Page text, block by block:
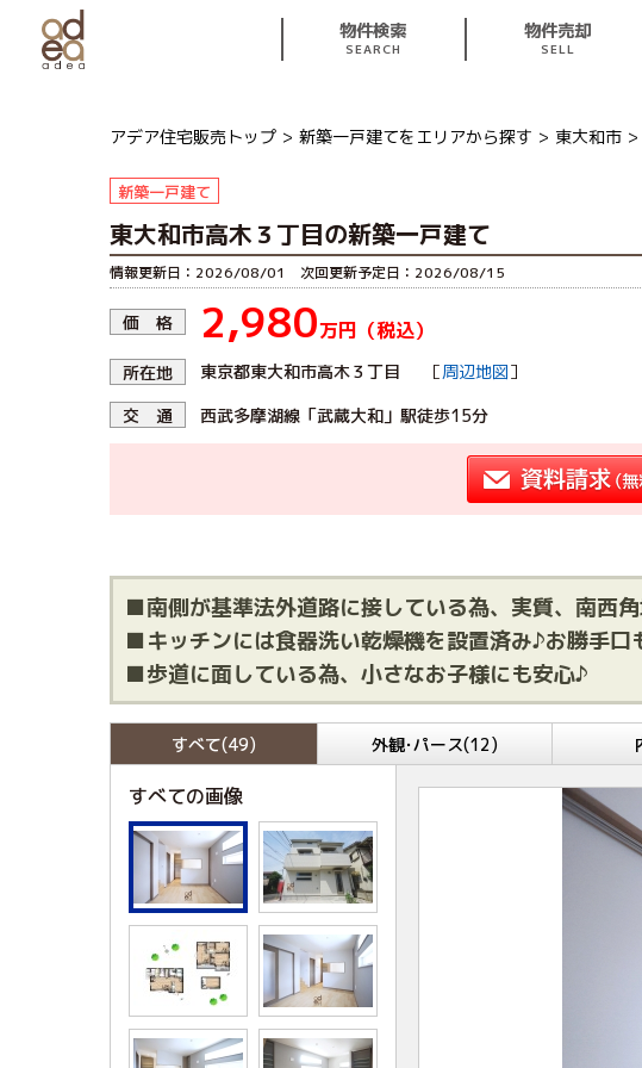
物件検索
SEARCH
物件売却
SELL
アデア住宅販売トップ 新築一戸建てをエリアから探す 東大和市
新築一戸建て
東大和市高木３丁目の新築一戸建て
情報更新日：2026/08/01 次回更新予定日：2026/08/15
価 格 2,980万円（税込）
所在地 東京都東大和市高木３丁目 ［周辺地図］
交 通 西武多摩湖線「武蔵大和」駅徒歩15分
■南側が基準法外道路に接している為、実質、南西
■キッチンには食器洗い乾燥機を設置済み♪お勝手口
■歩道に面している為、小さなお子様にも安心♪
すべて(49) 外観･パース(12)
すべての画像